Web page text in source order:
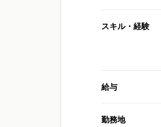
スキル・経験
給与
勤務地